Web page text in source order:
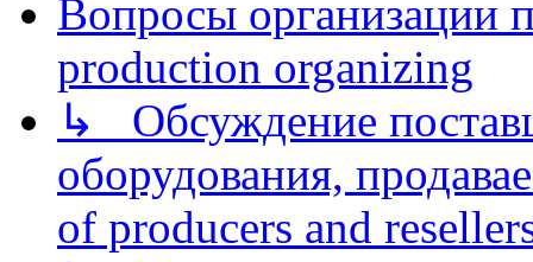
Вопросы организации
production organizing
↳ Обсуждение
оборудования,
of producers and